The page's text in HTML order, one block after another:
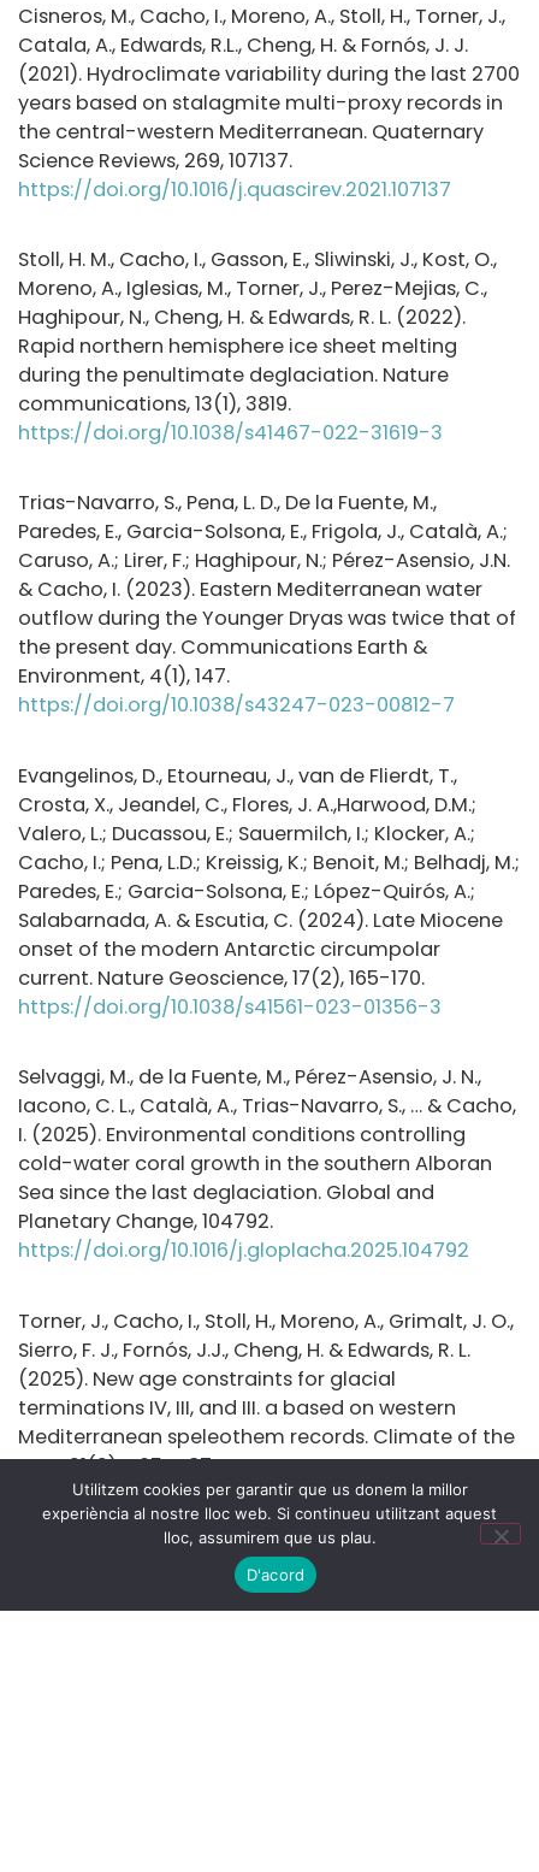
Cisneros, M., Cacho, I., Moreno, A., Stoll, H., Torner, J.,
Catala, A., Edwards, R.L., Cheng, H. & Fornós, J. J.
(2021). Hydroclimate variability during the last 2700
years based on stalagmite multi-proxy records in
the central-western Mediterranean. Quaternary
Science Reviews, 269, 107137.
https://doi.org/10.1016/j.quascirev.2021.107137
Stoll, H. M., Cacho, I., Gasson, E., Sliwinski, J., Kost, O.,
Moreno, A., Iglesias, M., Torner, J., Perez-Mejias, C.,
Haghipour, N., Cheng, H. & Edwards, R. L. (2022).
Rapid northern hemisphere ice sheet melting
during the penultimate deglaciation. Nature
communications, 13(1), 3819.
https://doi.org/10.1038/s41467-022-31619-3
Trias-Navarro, S., Pena, L. D., De la Fuente, M.,
Paredes, E., Garcia-Solsona, E., Frigola, J., Català, A.;
Caruso, A.; Lirer, F.; Haghipour, N.; Pérez-Asensio, J.N.
& Cacho, I. (2023). Eastern Mediterranean water
outflow during the Younger Dryas was twice that of
the present day. Communications Earth &
Environment, 4(1), 147.
https://doi.org/10.1038/s43247-023-00812-7
Evangelinos, D., Etourneau, J., van de Flierdt, T.,
Crosta, X., Jeandel, C., Flores, J. A.,Harwood, D.M.;
Valero, L.; Ducassou, E.; Sauermilch, I.; Klocker, A.;
Cacho, I.; Pena, L.D.; Kreissig, K.; Benoit, M.; Belhadj, M.;
Paredes, E.; Garcia-Solsona, E.; López-Quirós, A.;
Salabarnada, A. & Escutia, C. (2024). Late Miocene
onset of the modern Antarctic circumpolar
current. Nature Geoscience, 17(2), 165-170.
https://doi.org/10.1038/s41561-023-01356-3
Selvaggi, M., de la Fuente, M., Pérez-Asensio, J. N.,
Iacono, C. L., Català, A., Trias-Navarro, S., … & Cacho,
I. (2025). Environmental conditions controlling
cold-water coral growth in the southern Alboran
Sea since the last deglaciation. Global and
Planetary Change, 104792.
https://doi.org/10.1016/j.gloplacha.2025.104792
Torner, J., Cacho, I., Stoll, H., Moreno, A., Grimalt, J. O.,
Sierro, F. J., Fornós, J.J., Cheng, H. & Edwards, R. L.
(2025). New age constraints for glacial
terminations IV, III, and III. a based on western
Mediterranean speleothem records. Climate of the
Past, 21(2), 465-487.
https://doi.org/10.5194/cp-21-465-2025
Utilitzem cookies per garantir que us donem la millor
experiència al nostre lloc web. Si continueu utilitzant aquest
lloc, assumirem que us plau.
D'acord